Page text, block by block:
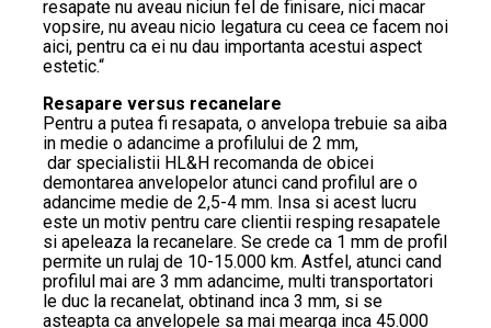
resapate nu aveau niciun fel de finisare, nici macar
vopsire, nu aveau nicio legatura cu ceea ce facem noi
aici, pentru ca ei nu dau importanta acestui aspect
estetic.“
Resapare versus recanelare
Pentru a putea fi resapata, o anvelopa trebuie sa aiba
in medie o adancime a profilului de 2 mm,
dar specialistii HL&H recomanda de obicei
demontarea anvelopelor atunci cand profilul are o
adancime medie de 2,5-4 mm. Insa si acest lucru
este un motiv pentru care clientii resping resapatele
si apeleaza la recanelare. Se crede ca 1 mm de profil
permite un rulaj de 10-15.000 km. Astfel, atunci cand
profilul mai are 3 mm adancime, multi transportatori
le duc la recanelat, obtinand inca 3 mm, si se
asteapta ca anvelopele sa mai mearga inca 45.000